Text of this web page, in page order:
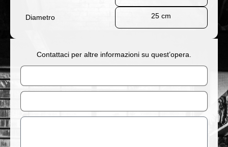
Diametro 25 cm
Contattaci per altre informazioni su quest’opera.
Nome
Email
Messaggio